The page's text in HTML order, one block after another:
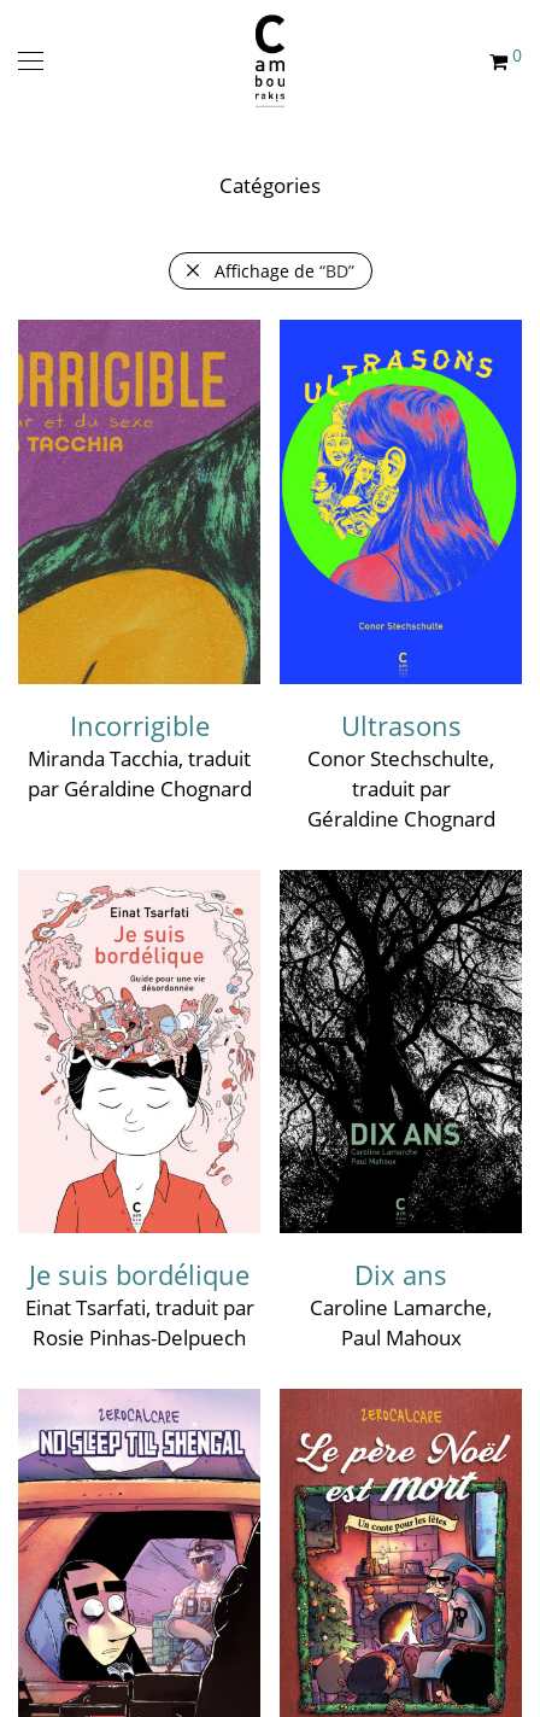
0
Catégories
Affichage de “BD”
Incorrigible
Miranda Tacchia, traduit
par Géraldine Chognard
Ultrasons
Conor Stechschulte,
traduit par
Géraldine Chognard
Je suis bordélique
Einat Tsarfati, traduit par
Rosie Pinhas-Delpuech
Dix ans
Caroline Lamarche,
Paul Mahoux